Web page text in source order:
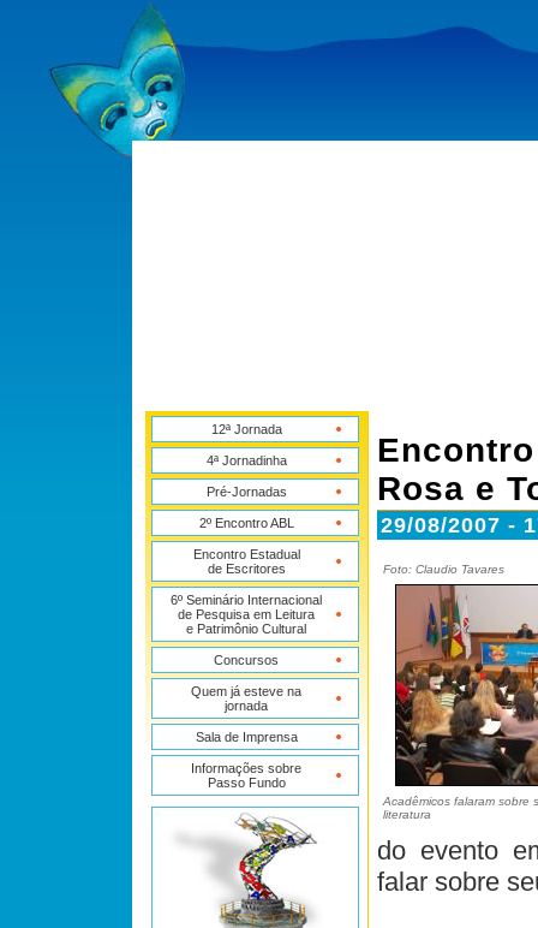
12ª Jornada
4ª Jornadinha
Pré-Jornadas
2º Encontro ABL
Encontro Estadual
de Escritores
6º Seminário Internacional
de Pesquisa em Leitura
e Patrimônio Cultural
Concursos
Quem já esteve na
jornada
Sala de Imprensa
Informações sobre
Passo Fundo
Rosa e
29/08/2007 -
Foto: Claudio Tavares
Acadêmicos falaram sobre
literatura
do evento
falar sobre